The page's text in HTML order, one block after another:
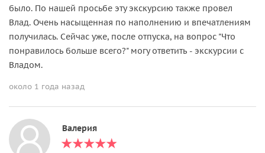
было. По нашей просьбе эту экскурсию также провел
Влад. Очень насыщенная по наполнению и впечатлениям
получилась. Сейчас уже, после отпуска, на вопрос "Что
понравилось больше всего?" могу ответить - экскурсии с
Владом.
около 1 года назад
Валерия